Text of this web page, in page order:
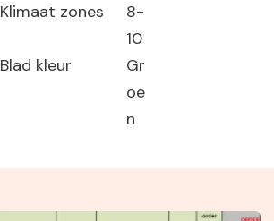
Klimaat zones
8-
10
Blad kleur
Gr
oe
n